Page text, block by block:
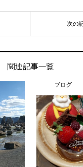
関連記事一覧
ブログ